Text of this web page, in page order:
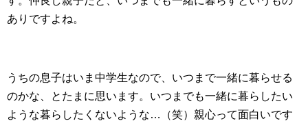
ありですよね。
うちの息子はいま中学生なので、いつまで一緒に暮らせる
のかな、とたまに思います。いつまでも一緒に暮らしたい
ような暮らしたくないような…（笑）親心って面白いです